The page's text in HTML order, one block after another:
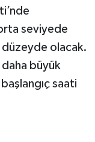
seviyede
düzeyde olacak.
büyük
saati